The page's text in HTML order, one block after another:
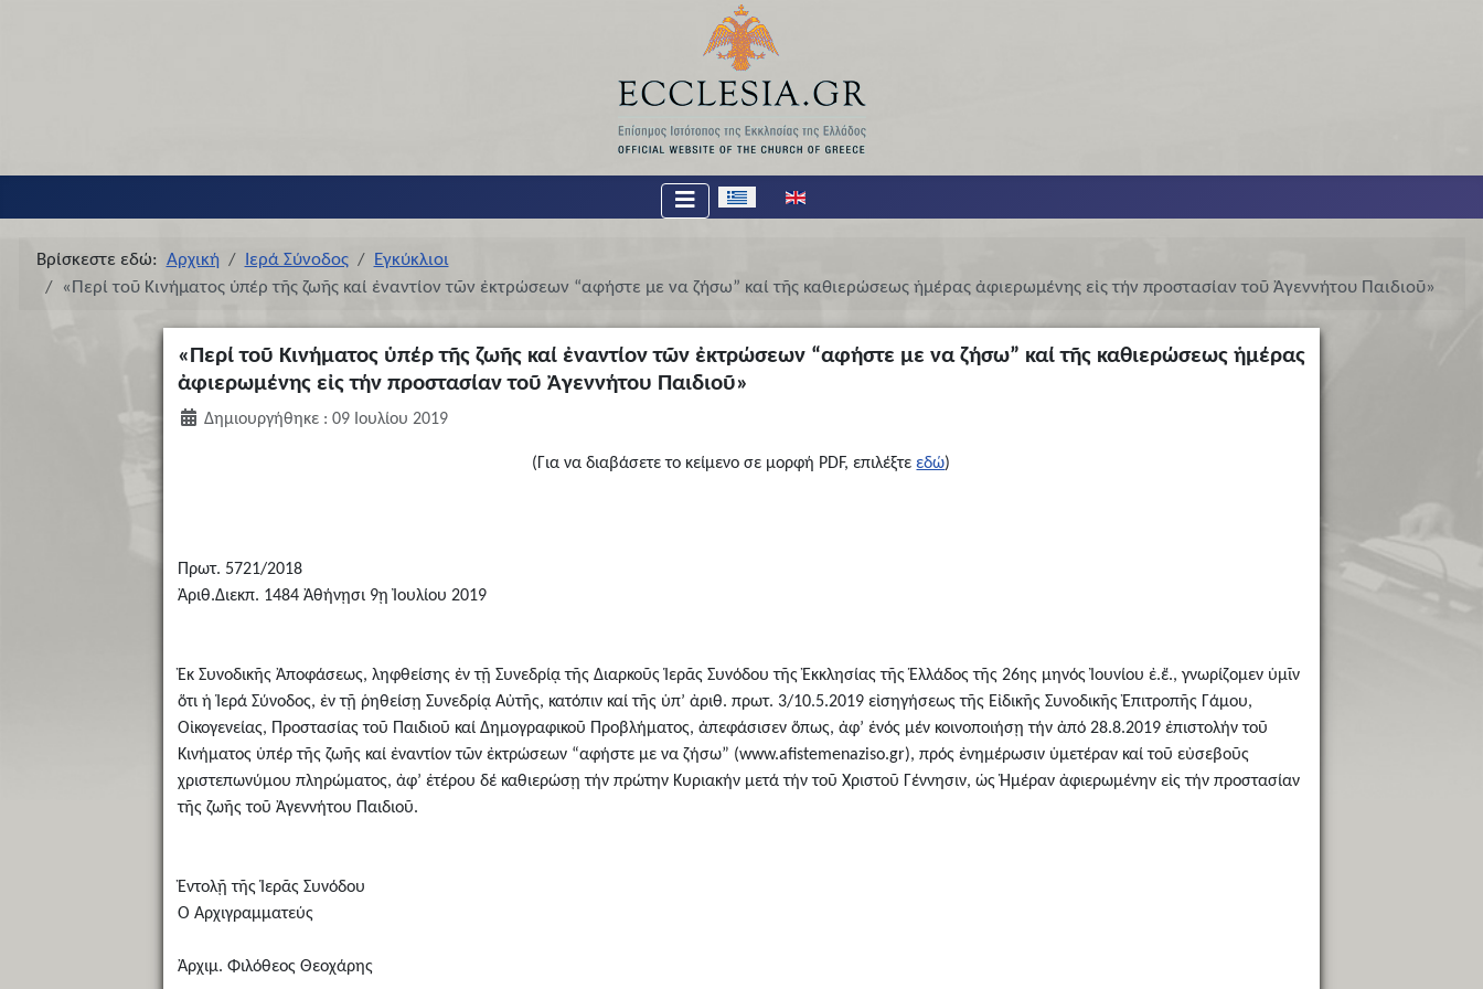
Επιλέξτε τη γλώσσα σας
Βρίσκεστε εδώ: Αρχική Ιερά Σύνοδος
Εγκύκλιοι
«Περί τοῦ Κινήματος ὑπέρ τῆς ζωῆς καί ἐναντίον τῶν ἐκτρώσεων “αφήστε με να ζήσω” καί τῆς καθιερώσεως ἡμέρας ἀφιερωμένης εἰς τήν προστασίαν τοῦ Ἀγεννήτου Παιδιοῦ»
«Περί τοῦ Κινήματος ὑπέρ τῆς ζωῆς καί ἐναντίον τῶν ἐκτρώσεων “αφήστε με να ζήσω” καί τῆς καθιερώσεως ἡμέρας
ἀφιερωμένης εἰς τήν προστασίαν τοῦ Ἀγεννήτου Παιδιοῦ»
Δημιουργήθηκε : 09 Ιουλίου 2019
(Για να διαβάσετε το κείμενο σε μορφή PDF, επιλέξτεεδώ)
Πρωτ. 5721/2018
Ἀριθ.Διεκπ. 1484 Ἀθήνῃσι 9ῃ Ἰουλίου 2019
Ἐκ Συνοδικῆς Ἀποφάσεως, ληφθείσης ἐν τῇ Συνεδρίᾳ τῆς Διαρκοῦς Ἱερᾶς Συνόδου τῆς Ἐκκλησίας τῆς Ἑλλάδος τῆς 26ης μηνός Ἰουνίου ἐ.ἔ., γνωρίζομεν ὑμῖν
ὅτι ἡ Ἱερά Σύνοδος, ἐν τῇ ῥηθείσῃ Συνεδρίᾳ Αὐτῆς, κατόπιν καί τῆς ὑπ’ ἀριθ. πρωτ. 3/10.5.2019 εἰσηγήσεως τῆς Εἰδικῆς Συνοδικῆς Ἐπιτροπῆς Γάμου,
Οἰκογενείας, Προστασίας τοῦ Παιδιοῦ καί Δημογραφικοῦ Προβλήματος, ἀπεφάσισεν ὅπως, ἀφ’ ἑνός μέν κοινοποιήσῃ τήν ἀπό 28.8.2019 ἐπιστολήν τοῦ
Κινήματος ὑπέρ τῆς ζωῆς καί ἐναντίον τῶν ἐκτρώσεων “αφήστε με να ζήσω” (www.afistemenaziso.gr), πρός ἐνημέρωσιν ὑμετέραν καί τοῦ εὐσεβοῦς
χριστεπωνύμου πληρώματος, ἀφ’ ἑτέρου δέ καθιερώσῃ τήν πρώτην Κυριακήν μετά τήν τοῦ Χριστοῦ Γέννησιν, ὡς Ἡμέραν ἀφιερωμένην εἰς τήν προστασίαν
τῆς ζωῆς τοῦ Ἀγεννήτου Παιδιοῦ.
Ἐντολῇ τῆς Ἱερᾶς Συνόδου
Ὁ Ἀρχιγραμματεύς
Ἀρχιμ. Φιλόθεος Θεοχάρης